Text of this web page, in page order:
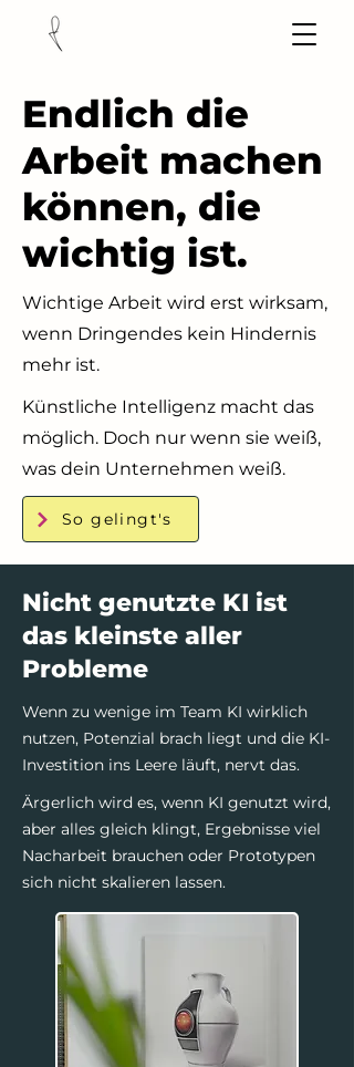
Endlich die
Arbeit machen
können, die
wichtig ist.
Wichtige Arbeit wird erst wirksam,
wenn Dringendes kein Hindernis
mehr ist.
Künstliche Intelligenz macht das
möglich. Doch nur wenn sie weiß,
was dein Unternehmen weiß.
So gelingt's
Nicht genutzte KI ist
das kleinste aller
Probleme
Wenn zu wenige im Team KI wirklich
nutzen, Potenzial brach liegt und die KI-
Investition ins Leere läuft, nervt das.
Ärgerlich wird es, wenn KI genutzt wird,
aber alles gleich klingt, Ergebnisse viel
Nacharbeit brauchen oder Prototypen
sich nicht skalieren lassen.